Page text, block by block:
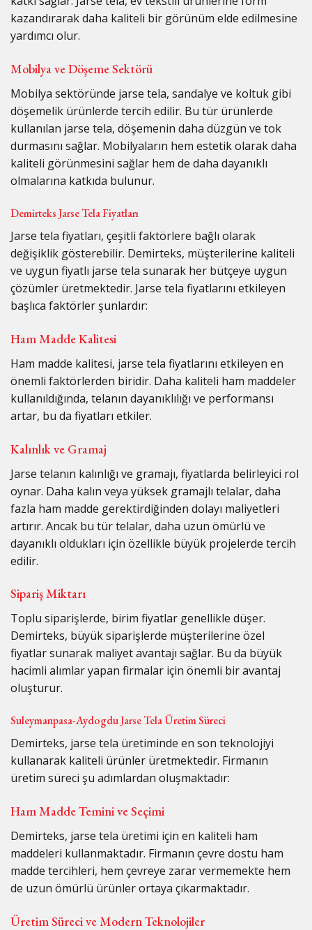
kazandırarak daha kaliteli bir görünüm elde edilmesine
yardımcı olur.
Mobilya ve Döşeme Sektörü
Mobilya sektöründe jarse tela, sandalye ve koltuk gibi
döşemelik ürünlerde tercih edilir. Bu tür ürünlerde
kullanılan jarse tela, döşemenin daha düzgün ve tok
durmasını sağlar. Mobilyaların hem estetik olarak daha
kaliteli görünmesini sağlar hem de daha dayanıklı
olmalarına katkıda bulunur.
Demirteks Jarse Tela Fiyatları
Jarse tela fiyatları, çeşitli faktörlere bağlı olarak
değişiklik gösterebilir. Demirteks, müşterilerine kaliteli
ve uygun fiyatlı jarse tela sunarak her bütçeye uygun
çözümler üretmektedir. Jarse tela fiyatlarını etkileyen
başlıca faktörler şunlardır:
Ham Madde Kalitesi
Ham madde kalitesi, jarse tela fiyatlarını etkileyen en
önemli faktörlerden biridir. Daha kaliteli ham maddeler
kullanıldığında, telanın dayanıklılığı ve performansı
artar, bu da fiyatları etkiler.
Kalınlık ve Gramaj
Jarse telanın kalınlığı ve gramajı, fiyatlarda belirleyici rol
oynar. Daha kalın veya yüksek gramajlı telalar, daha
fazla ham madde gerektirdiğinden dolayı maliyetleri
artırır. Ancak bu tür telalar, daha uzun ömürlü ve
dayanıklı oldukları için özellikle büyük projelerde tercih
edilir.
Sipariş Miktarı
Toplu siparişlerde, birim fiyatlar genellikle düşer.
Demirteks, büyük siparişlerde müşterilerine özel
fiyatlar sunarak maliyet avantajı sağlar. Bu da büyük
hacimli alımlar yapan firmalar için önemli bir avantaj
oluşturur.
Suleymanpasa-Aydogdu Jarse Tela Üretim Süreci
Demirteks, jarse tela üretiminde en son teknolojiyi
kullanarak kaliteli ürünler üretmektedir. Firmanın
üretim süreci şu adımlardan oluşmaktadır:
Ham Madde Temini ve Seçimi
Demirteks, jarse tela üretimi için en kaliteli ham
maddeleri kullanmaktadır. Firmanın çevre dostu ham
madde tercihleri, hem çevreye zarar vermemekte hem
de uzun ömürlü ürünler ortaya çıkarmaktadır.
Üretim Süreci ve Modern Teknolojiler